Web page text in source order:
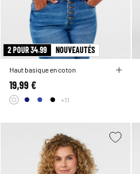
2 POUR 34.99 NOUVEAUTÉS
Haut basique en coton
19,99 €
+11